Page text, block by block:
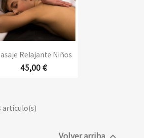
Relajante Niños
45,00 €
artículo(s)
Volver arriba